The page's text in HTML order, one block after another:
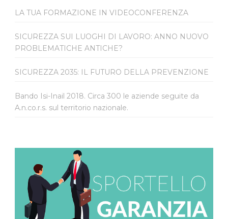
LA TUA FORMAZIONE IN VIDEOCONFERENZA
SICUREZZA SUI LUOGHI DI LAVORO: ANNO NUOVO
PROBLEMATICHE ANTICHE?
SICUREZZA 2035: IL FUTURO DELLA PREVENZIONE
Bando Isi-Inail 2018. Circa 300 le aziende seguite da
A.n.co.r.s. sul territorio nazionale.